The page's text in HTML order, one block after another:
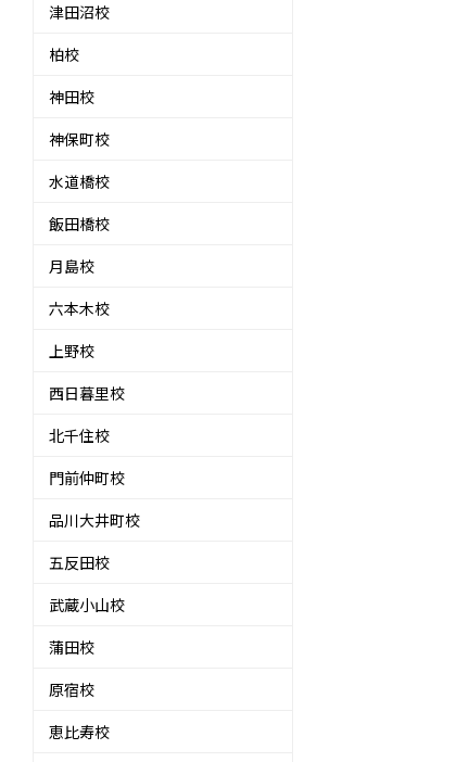
津田沼校
柏校
神田校
神保町校
水道橋校
飯田橋校
月島校
六本木校
上野校
西日暮里校
北千住校
門前仲町校
品川大井町校
五反田校
武蔵小山校
蒲田校
原宿校
恵比寿校